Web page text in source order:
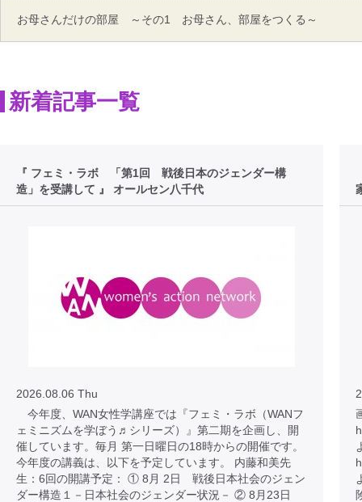
お母さんだけの部屋 ～その1 お母さん、部屋をつくる～
新着記事一覧
『 フェミ・ラボ 「第1回 戦後日本のジェンダー構
造」を受講して 』 オールセン八千代
2026.08.06 Thu
今年度、WAN女性学講座では『フェミ・ラボ（WANフ
ェミニズムを学ぼう♬シリーズ）』第二期を企画し、開
催しています。毎月 第一日曜日の18時からの開催です。
今年度の講義は、以下を予定しています。 内藤和美先
生：6回の開講予定： ① 8月 2日 戦後日本社会のジェン
ダー構造１－日本社会のジェンダー状況－ ② 8月23日